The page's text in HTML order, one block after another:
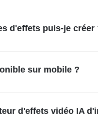
d'effets puis-je créer
créateur de vidéos IA avec
sur mobile ?
d'effets vidéo IA